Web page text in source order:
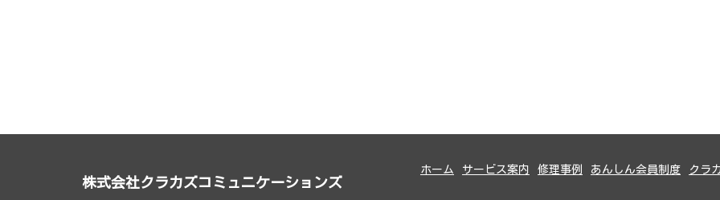
株式会社クラカズコミュニケーションズ
ホーム サービス案内 修理事例 あんしん会員制度 クラ